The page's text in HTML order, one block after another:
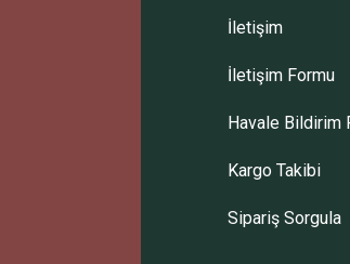
İletişim
İletişim Formu
Havale Bildirim
Kargo Takibi
Sipariş Sorgula